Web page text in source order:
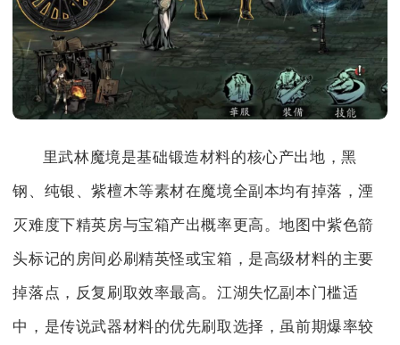
里武林魔境是基础锻造材料的核心产出地，黑
钢、纯银、紫檀木等素材在魔境全副本均有掉落，湮
灭难度下精英房与宝箱产出概率更高。地图中紫色箭
头标记的房间必刷精英怪或宝箱，是高级材料的主要
掉落点，反复刷取效率最高。江湖失忆副本门槛适
中，是传说武器材料的优先刷取选择，虽前期爆率较